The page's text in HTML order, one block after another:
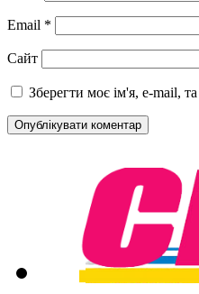
Email *
Сайт
Зберегти моє ім'я, e-mail,